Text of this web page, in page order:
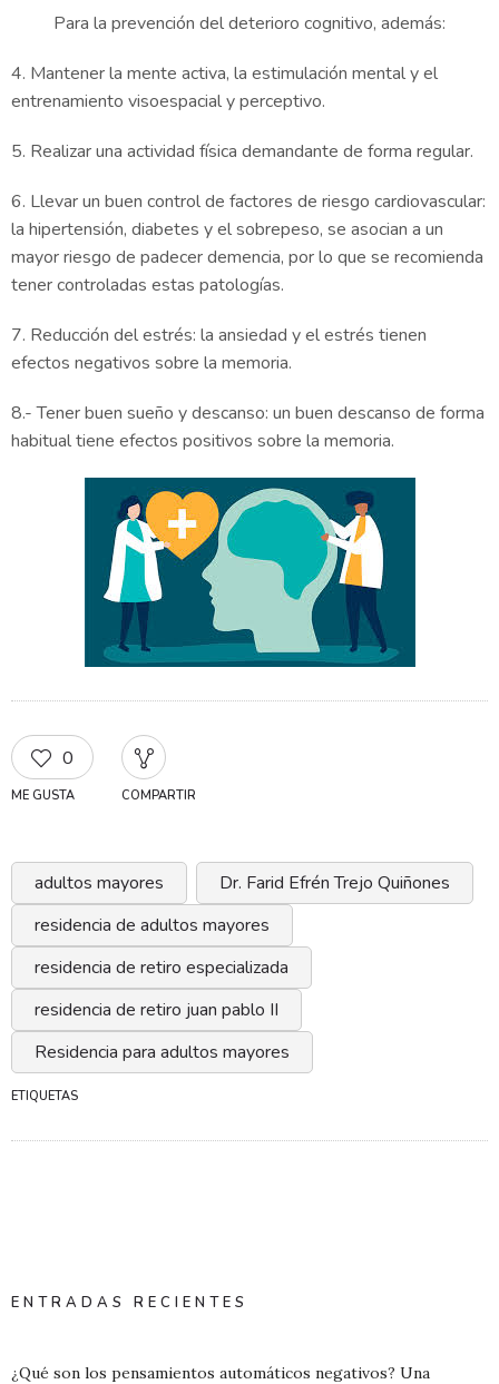
Para la prevención del deterioro cognitivo, además:
4. Mantener la mente activa, la estimulación mental y el
entrenamiento visoespacial y perceptivo.
5. Realizar una actividad física demandante de forma regular.
6. Llevar un buen control de factores de riesgo cardiovascular:
la hipertensión, diabetes y el sobrepeso, se asocian a un
mayor riesgo de padecer demencia, por lo que se recomienda
tener controladas estas patologías.
7. Reducción del estrés: la ansiedad y el estrés tienen
efectos negativos sobre la memoria.
8.- Tener buen sueño y descanso: un buen descanso de forma
habitual tiene efectos positivos sobre la memoria.
0
ME GUSTA COMPARTIR
adultos mayores
Dr. Farid Efrén Trejo Quiñones
residencia de adultos mayores
residencia de retiro especializada
residencia de retiro juan pablo II
Residencia para adultos mayores
ETIQUETAS
ENTRADAS RECIENTES
¿Qué son los pensamientos automáticos negativos? Una